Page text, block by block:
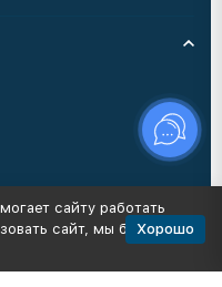
сайту работать
сайт, мы будемХорошо